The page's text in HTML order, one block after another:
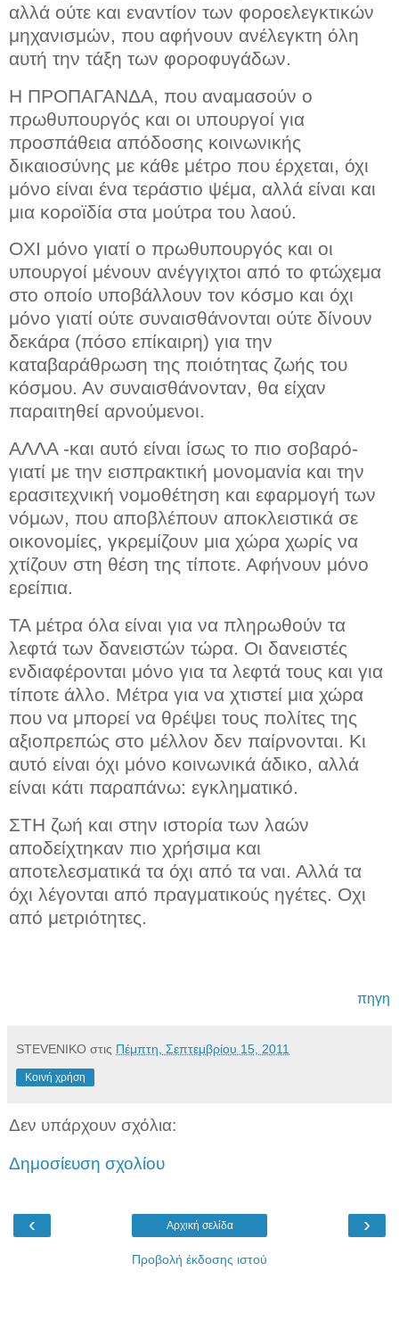
αλλά ούτε και εναντίον των φοροελεγκτικών
μηχανισμών, που αφήνουν ανέλεγκτη όλη
αυτή την τάξη των φοροφυγάδων.
Η ΠΡΟΠΑΓΑΝΔΑ, που αναμασούν ο
πρωθυπουργός και οι υπουργοί για
προσπάθεια απόδοσης κοινωνικής
δικαιοσύνης με κάθε μέτρο που έρχεται, όχι
μόνο είναι ένα τεράστιο ψέμα, αλλά είναι και
μια κοροϊδία στα μούτρα του λαού.
ΟΧΙ μόνο γιατί ο πρωθυπουργός και οι
υπουργοί μένουν ανέγγιχτοι από το φτώχεμα
στο οποίο υποβάλλουν τον κόσμο και όχι
μόνο γιατί ούτε συναισθάνονται ούτε δίνουν
δεκάρα (πόσο επίκαιρη) για την
καταβαράθρωση της ποιότητας ζωής του
κόσμου. Αν συναισθάνονταν, θα είχαν
παραιτηθεί αρνούμενοι.
ΑΛΛΑ -και αυτό είναι ίσως το πιο σοβαρό-
γιατί με την εισπρακτική μονομανία και την
ερασιτεχνική νομοθέτηση και εφαρμογή των
νόμων, που αποβλέπουν αποκλειστικά σε
οικονομίες, γκρεμίζουν μια χώρα χωρίς να
χτίζουν στη θέση της τίποτε. Αφήνουν μόνο
ερείπια.
ΤΑ μέτρα όλα είναι για να πληρωθούν τα
λεφτά των δανειστών τώρα. Οι δανειστές
ενδιαφέρονται μόνο για τα λεφτά τους και για
τίποτε άλλο. Μέτρα για να χτιστεί μια χώρα
που να μπορεί να θρέψει τους πολίτες της
αξιοπρεπώς στο μέλλον δεν παίρνονται. Κι
αυτό είναι όχι μόνο κοινωνικά άδικο, αλλά
είναι κάτι παραπάνω: εγκληματικό.
ΣΤΗ ζωή και στην ιστορία των λαών
αποδείχτηκαν πιο χρήσιμα και
αποτελεσματικά τα όχι από τα ναι. Αλλά τα
όχι λέγονται από πραγματικούς ηγέτες. Οχι
από μετριότητες.
πηγη
STEVENIKO στις Πέμπτη, Σεπτεμβρίου 15, 2011
Κοινή χρήση
Δεν υπάρχουν σχόλια:
Δημοσίευση σχολίου
‹ ›
Αρχική σελίδα
Προβολή έκδοσης ιστού